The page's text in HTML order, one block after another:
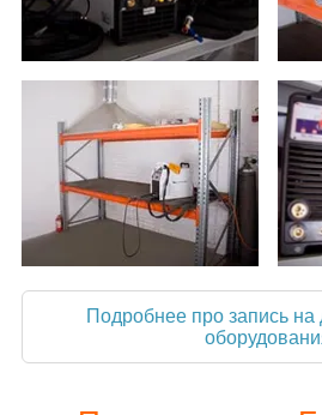
Подробнее про запись